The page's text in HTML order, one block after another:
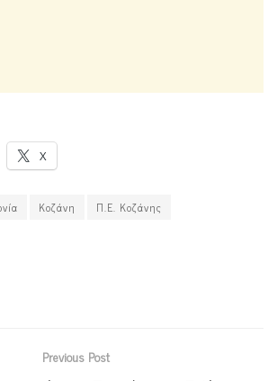
X
Κοζάνη Π.Ε. Κοζάνης
Previous Post